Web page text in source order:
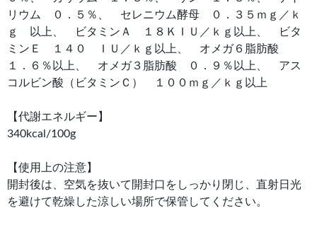
リウム ０．５％、 セレニウム酵母 ０．３５ｍｇ／ｋ
ｇ 以上、 ビタミンＡ １８ＫＩＵ／ｋｇ以上、 ビタ
ミンＥ １４０ ＩＵ／ｋｇ以上、 オメガ６脂肪酸
１．６％以上、 オメガ３脂肪酸 ０．９％以上、 アス
コルビン酸（ビタミンＣ） １００ｍｇ／ｋｇ以上
【代謝エネルギー】
340kcal/100g
【使用上の注意】
開封後は、空気を抜いて開封口をしっかり閉じ、直射日光
を避けて乾燥した涼しい場所で保管してください。